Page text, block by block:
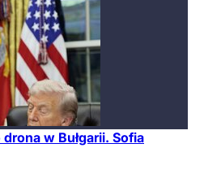
w Bułgarii. Sofia